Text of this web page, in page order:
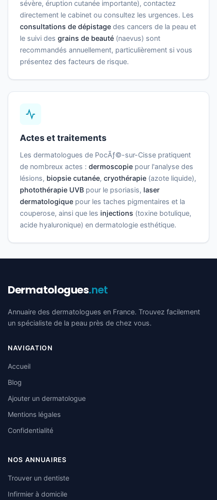
sévère, éruption cutanée importante), contactez
directement le cabinet ou consultez les urgences. Les
consultations de dépistage des cancers de la peau et
le suivi des grains de beauté (naevus) sont
recommandés annuellement, particulièrement si vous
présentez des facteurs de risque.
Actes et traitements
Les dermatologues de PocÃƒ©-sur-Cisse pratiquent
de nombreux actes : dermoscopie pour l'analyse des
lésions, biopsie cutanée, cryothérapie (azote liquide),
photothérapie UVB pour le psoriasis, laser
dermatologique pour les taches pigmentaires et la
couperose, ainsi que les injections (toxine botulique,
acide hyaluronique) en dermatologie esthétique.
Dermatologues.net
Annuaire des dermatologues en France. Trouvez facilement
un spécialiste de la peau près de chez vous.
NAVIGATION
Accueil
Blog
Ajouter un dermatologue
Mentions légales
Confidentialité
NOS ANNUAIRES
Trouver un dentiste
Infirmier à domicile